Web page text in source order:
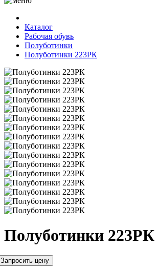
Каталог
Рабочая обувь
Полуботинки
Полуботинки 223РК
Полуботинки 223РК
Запросить цену